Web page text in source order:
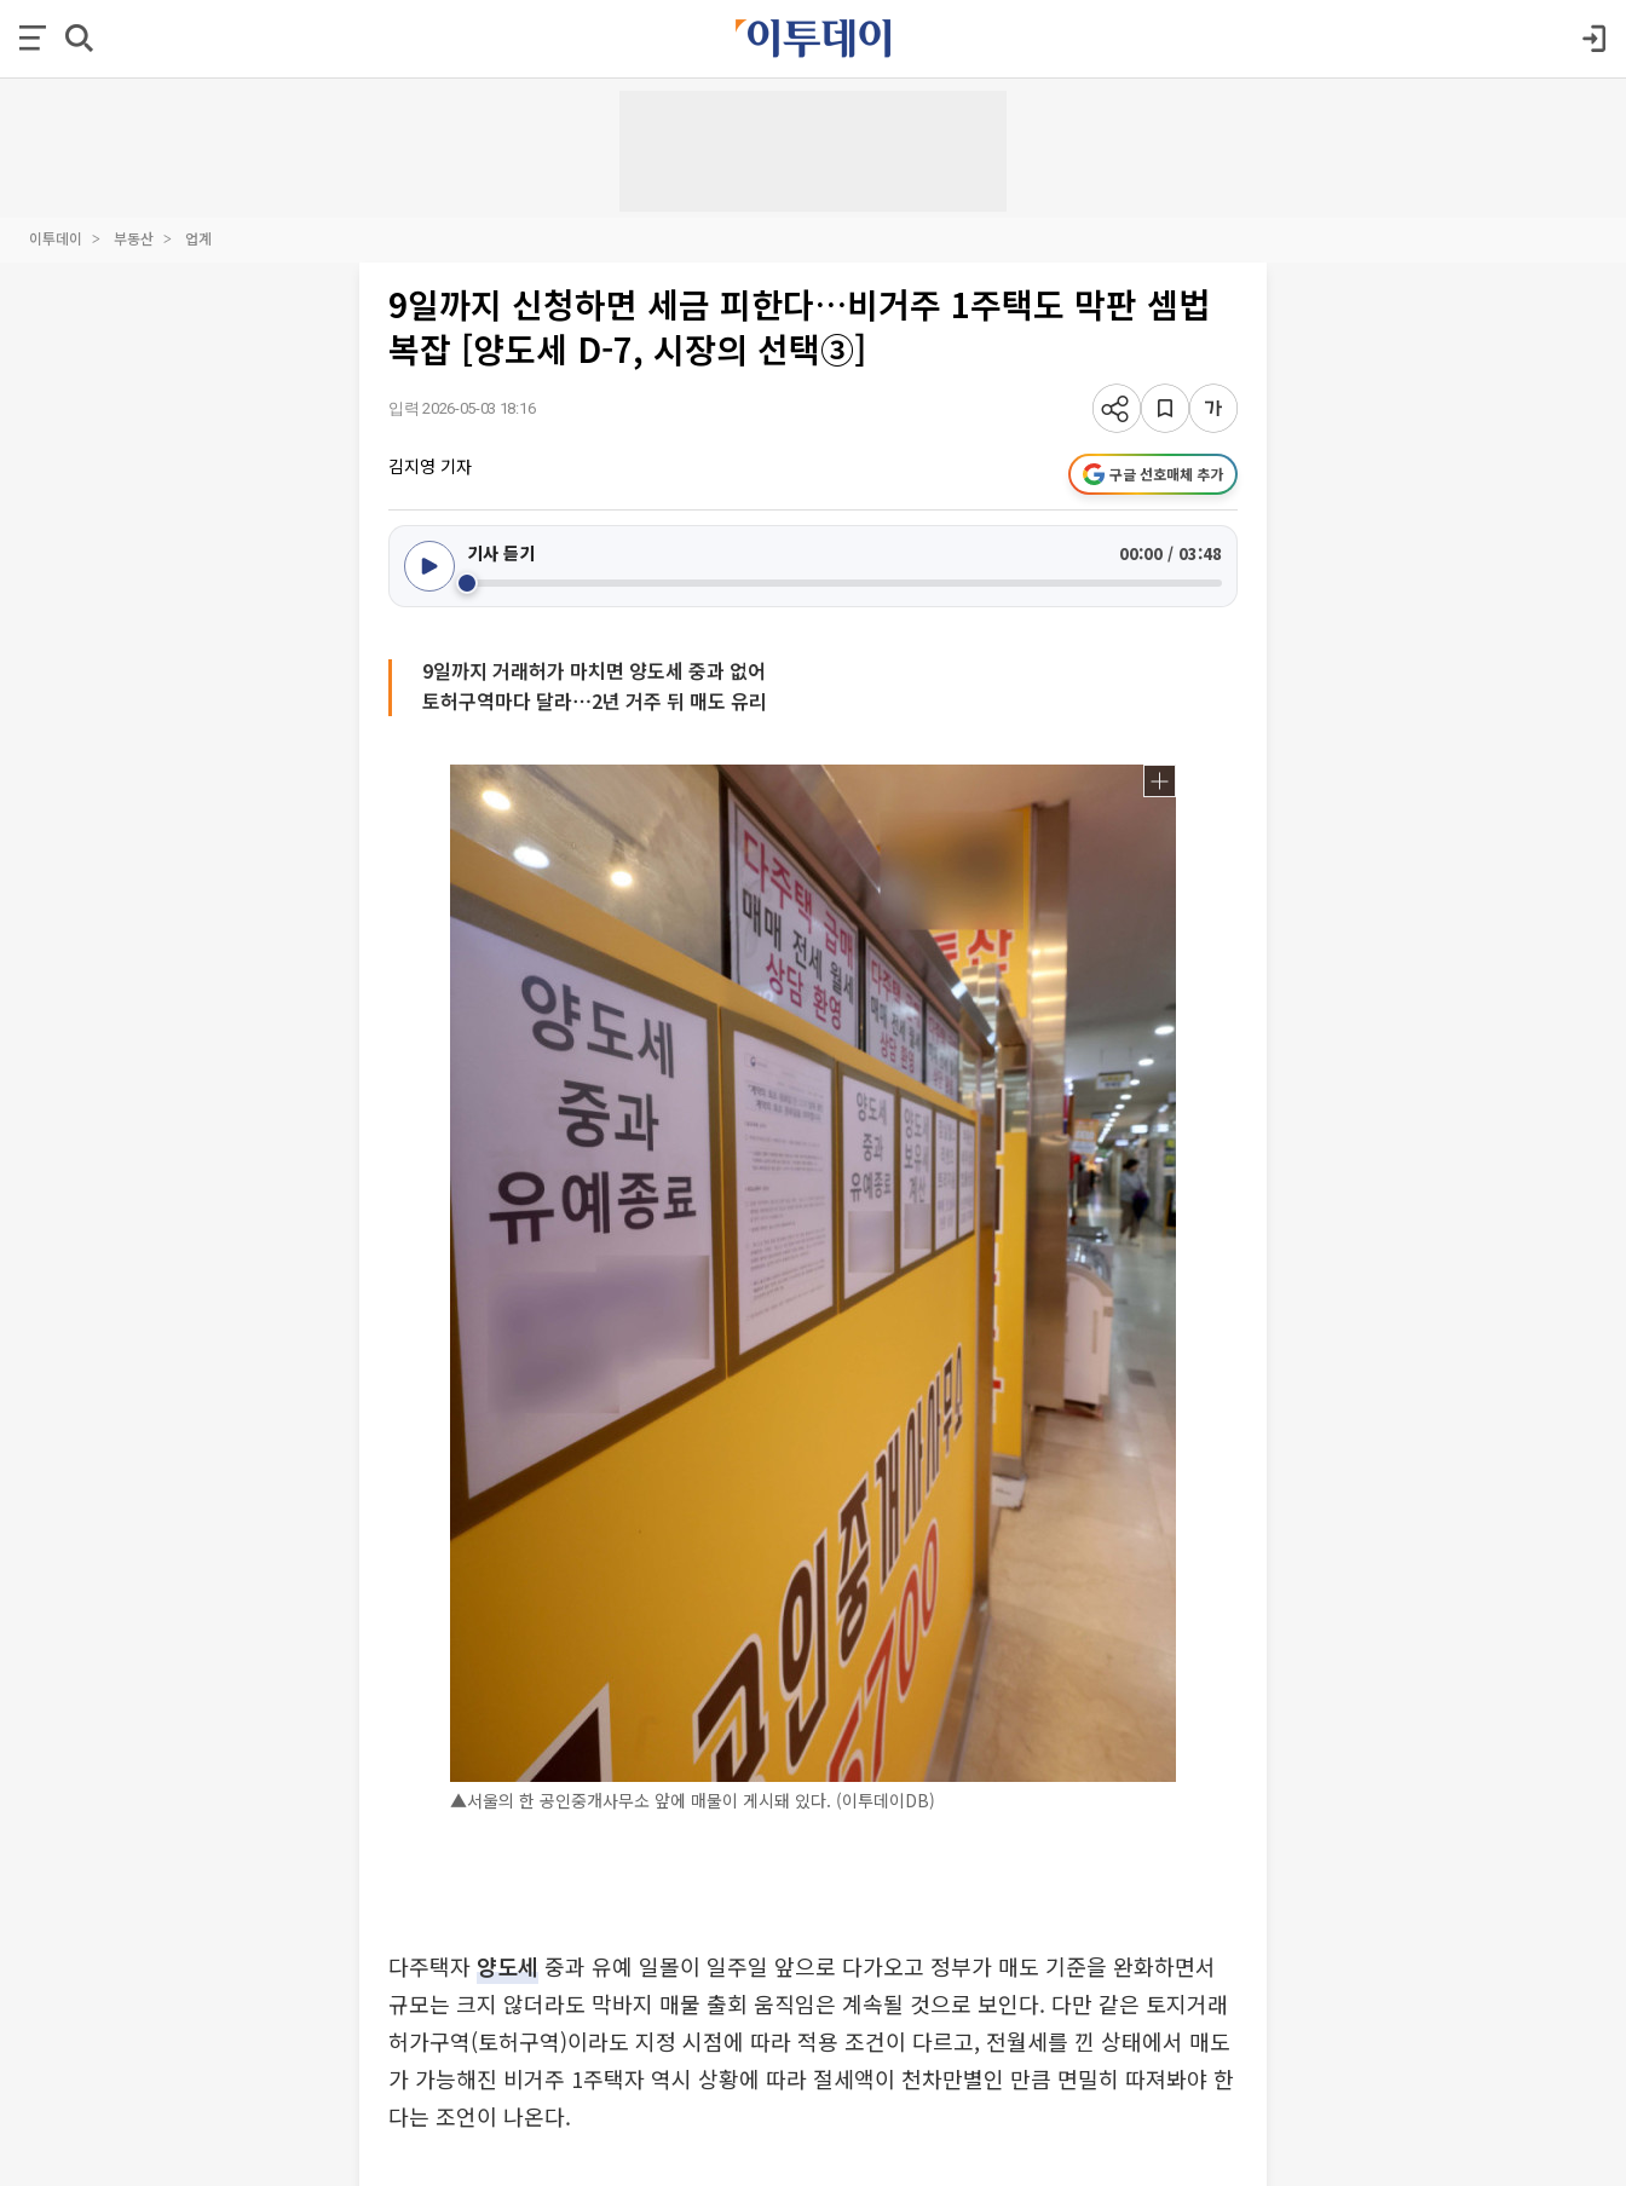
이투데이 부동산 업계
9일까지 신청하면 세금 피한다…비거주 1주택도 막판 셈법
복잡 [양도세 D-7, 시장의 선택③]
입력 2026-05-03 18:16
김지영 기자 구글 선호매체 추가
기사 듣기 00:00 / 03:48
9일까지 거래허가 마치면 양도세 중과 없어
토허구역마다 달라⋯2년 거주 뒤 매도 유리
▲서울의 한 공인중개사무소 앞에 매물이 게시돼 있다. (이투데이DB)
다주택자양도세 중과 유예 일몰이 일주일 앞으로 다가오고 정부가 매도 기준을 완화하면서
규모는 크지 않더라도 막바지 매물 출회 움직임은 계속될 것으로 보인다. 다만 같은 토지거래
허가구역(토허구역)이라도 지정 시점에 따라 적용 조건이 다르고, 전월세를 낀 상태에서 매도
가 가능해진 비거주 1주택자 역시 상황에 따라 절세액이 천차만별인 만큼 면밀히 따져봐야 한
다는 조언이 나온다.